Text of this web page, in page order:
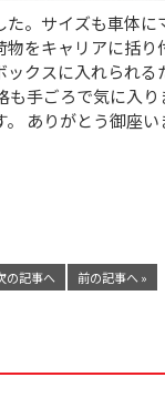
。サイズも車体に
をキャリアに括り
クスに入れられる
も手ごろで気に入
ありがとう御座い
の記事へ 前の記事へ »